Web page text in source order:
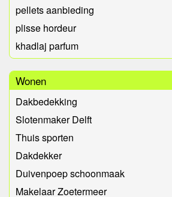
pellets aanbieding
plisse hordeur
khadlaj parfum
Wonen
Dakbedekking
Slotenmaker Delft
Thuis sporten
Dakdekker
Duivenpoep schoonmaak
Makelaar Zoetermeer